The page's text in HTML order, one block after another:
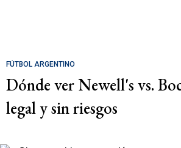
FÚTBOL ARGENTINO
Dónde ver Newell's vs.
legal y sin riesgos